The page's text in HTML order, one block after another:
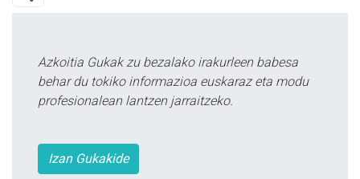
Azkoitia Gukak zu bezalako irakurleen babesa
behar du tokiko informazioa euskaraz eta modu
profesionalean lantzen jarraitzeko.
Izan Gukakide